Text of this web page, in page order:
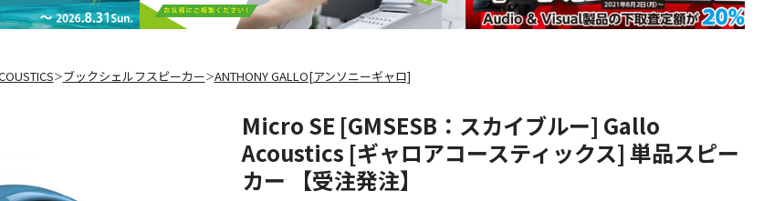
＞ブックシェルフスピーカー＞ANTHONY GALLO[アンソニーギャロ]
Micro SE [GMSESB：スカイブルー] Gallo
Acoustics [ギャロアコースティックス] 単品スピー
カー 【受注発注】